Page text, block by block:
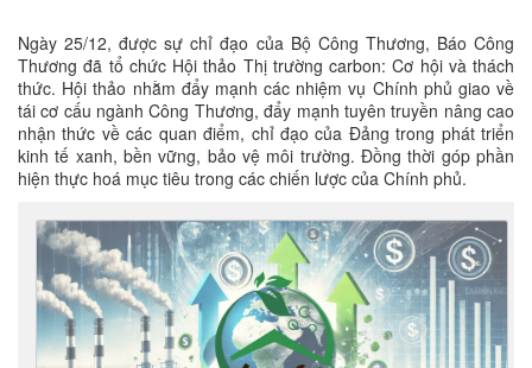
Ngày 25/12, được sự chỉ đạo của Bộ Công Thương, Báo Công
Thương đã tổ chức Hội thảo Thị trường carbon: Cơ hội và thách
thức. Hội thảo nhằm đẩy mạnh các nhiệm vụ Chính phủ giao về
tái cơ cấu ngành Công Thương, đẩy mạnh tuyên truyền nâng cao
nhận thức về các quan điểm, chỉ đạo của Đảng trong phát triển
kinh tế xanh, bền vững, bảo vệ môi trường. Đồng thời góp phần
hiện thực hoá mục tiêu trong các chiến lược của Chính phủ.